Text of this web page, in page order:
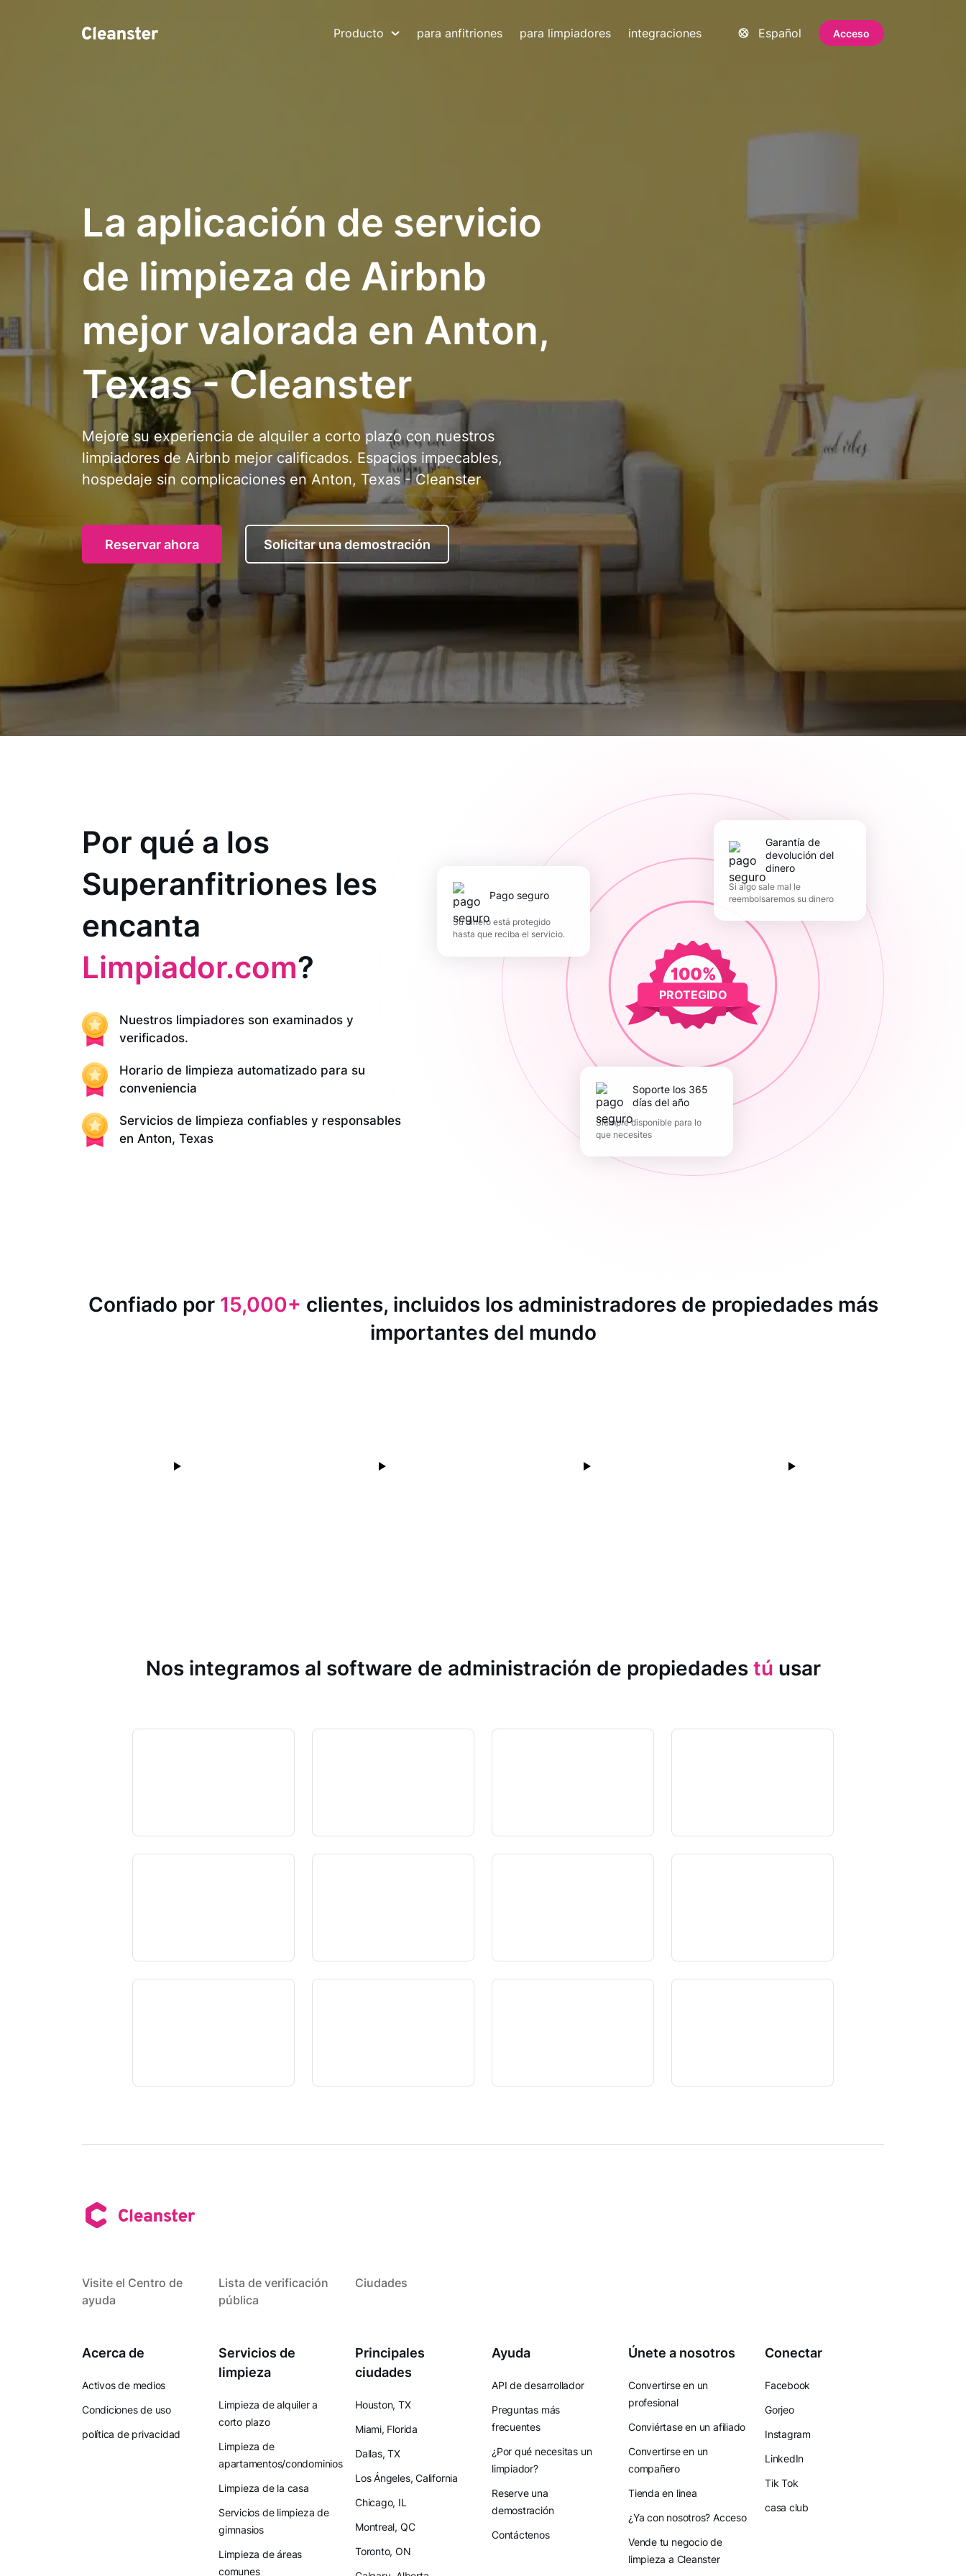
Producto para anfitriones para limpiadores integraciones Español Acceso
La aplicación de servicio
de limpieza de Airbnb
mejor valorada en Anton,
Texas - Cleanster
Mejore su experiencia de alquiler a corto plazo con nuestros
limpiadores de Airbnb mejor calificados. Espacios impecables,
hospedaje sin complicaciones en Anton, Texas - Cleanster
Reservar ahora Solicitar una demostración
Por qué a los
Superanfitriones les
encanta
Limpiador.com?
Nuestros limpiadores son examinados y
verificados.
Horario de limpieza automatizado para su
conveniencia
Servicios de limpieza confiables y responsables
en Anton, Texas
PROTEGIDO
pago seguro
Su dinero está protegido
hasta que reciba el servicio.
Garantía de
devolución del
dinero
Si algo sale mal le
reembolsaremos su dinero
Soporte los 365
días del año
Siempre disponible para lo
que necesites
Confiado por 15,000+ clientes, incluidos los administradores de propiedades más
importantes del mundo
Nos integramos al software de administración de propiedades tú usar
Visite el Centro de
ayuda
Lista de verificación
pública
Ciudades
Acerca de
Activos de medios
Condiciones de uso
política de privacidad
Servicios de
limpieza
Limpieza de alquiler a
corto plazo
Limpieza de
apartamentos/condominios
Limpieza de la casa
Servicios de limpieza de
gimnasios
Limpieza de áreas
comunes
Principales
ciudades
Houston, TX
Miami, Florida
Dallas, TX
Los Ángeles, California
Chicago, IL
Montreal, QC
Toronto, ON
Ayuda
API de desarrollador
Preguntas más
frecuentes
¿Por qué necesitas un
limpiador?
Reserve una
demostración
Contáctenos
Únete a nosotros
Convertirse en un
profesional
Conviértase en un afiliado
Convertirse en un
compañero
Tienda en linea
¿Ya con nosotros? Acceso
Vende tu negocio de
limpieza a Cleanster
Conectar
Facebook
Gorjeo
Instagram
LinkedIn
Tik Tok
casa club